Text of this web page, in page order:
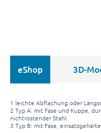
eShop 3D-
1 leichte Abflachung oder
2 Typ A: mit Fase und Kuppe,
nichtrostender Stahl
3 Typ B: mit Fase,